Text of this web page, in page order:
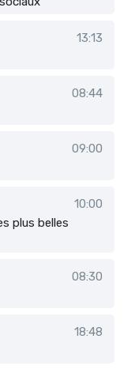
13:13
08:44
09:00
10:00
plus belles
08:30
18:48